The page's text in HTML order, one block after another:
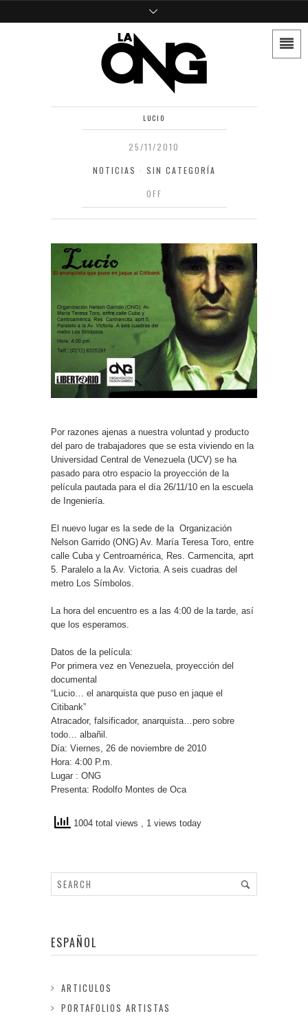
LUCIO
25/11/2010
NOTICIAS · SIN CATEGORÍA
OFF
Por razones ajenas a nuestra voluntad y producto
del paro de trabajadores que se esta viviendo en la
Universidad Central de Venezuela (UCV) se ha
pasado para otro espacio la proyección de la
película pautada para el día 26/11/10 en la escuela
de Ingeniería.
El nuevo lugar es la sede de la Organización
Nelson Garrido (ONG) Av. María Teresa Toro, entre
calle Cuba y Centroamérica, Res. Carmencita, aprt
5. Paralelo a la Av. Victoria. A seis cuadras del
metro Los Símbolos.
La hora del encuentro es a las 4:00 de la tarde, así
que los esperamos.
Datos de la película:
Por primera vez en Venezuela, proyección del
documental
“Lucio… el anarquista que puso en jaque el
Citibank”
Atracador, falsificador, anarquista…pero sobre
todo… albañil.
Día: Viernes, 26 de noviembre de 2010
Hora: 4:00 P.m.
Lugar : ONG
Presenta: Rodolfo Montes de Oca
1004 total views , 1 views today
ESPAÑOL
ARTICULOS
PORTAFOLIOS ARTISTAS